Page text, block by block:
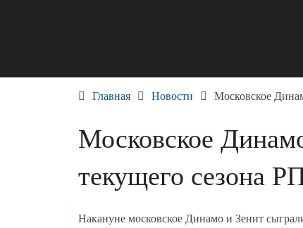
Главная Новости Московское
Московское
текущего сезона
Накануне московское Динамо и Зенит